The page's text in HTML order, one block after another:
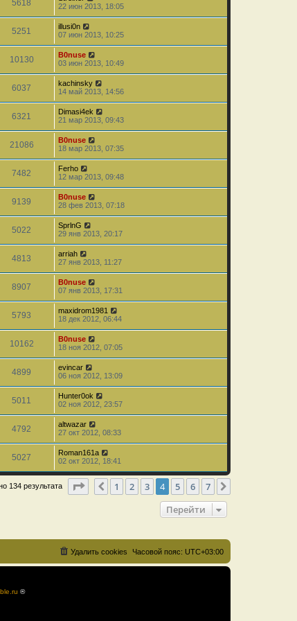
5618
22 июн 2013, 18:05
5251
illusi0n
07 июн 2013, 10:25
10130
B0nuse
03 июн 2013, 10:49
6037
kachinsky
14 май 2013, 14:56
6321
Dimasi4ek
21 мар 2013, 09:43
21086
B0nuse
18 мар 2013, 07:35
7482
Ferho
12 мар 2013, 09:48
9139
B0nuse
28 фев 2013, 07:18
5022
SprlnG
29 янв 2013, 20:17
4813
arriah
27 янв 2013, 11:27
8907
B0nuse
07 янв 2013, 17:31
5793
maxidrom1981
18 дек 2012, 06:44
10162
B0nuse
18 ноя 2012, 07:05
4899
evincar
06 ноя 2012, 13:09
5011
Hunter0ok
02 ноя 2012, 23:57
4792
altwazar
27 окт 2012, 08:33
5027
Roman161a
02 окт 2012, 18:41
134 результата Страница4 из
Пред.
1 2 3 4 5 6 7
Перейти
Часовой пояс: UTC+03:00
Удалить cookies
®